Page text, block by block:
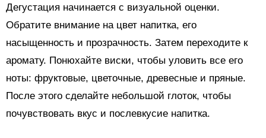
Дегустация начинается с визуальной оценки.
Обратите внимание на цвет напитка, его
насыщенность и прозрачность. Затем переходите к
аромату. Понюхайте виски, чтобы уловить все его
ноты: фруктовые, цветочные, древесные и пряные.
После этого сделайте небольшой глоток, чтобы
почувствовать вкус и послевкусие напитка.